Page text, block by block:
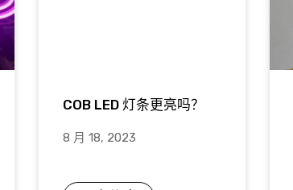
COB LED 灯条更亮吗？
8 月 18, 2023